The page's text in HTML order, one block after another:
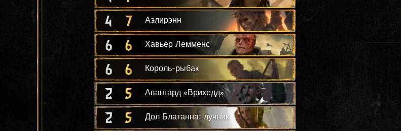
4 7 Аэлирэнн
6 6 Хавьер Лемменс
6 6 Король-рыбак
2 5 Авангард «Врихедд»
2 5 Дол Блатанна: лучник